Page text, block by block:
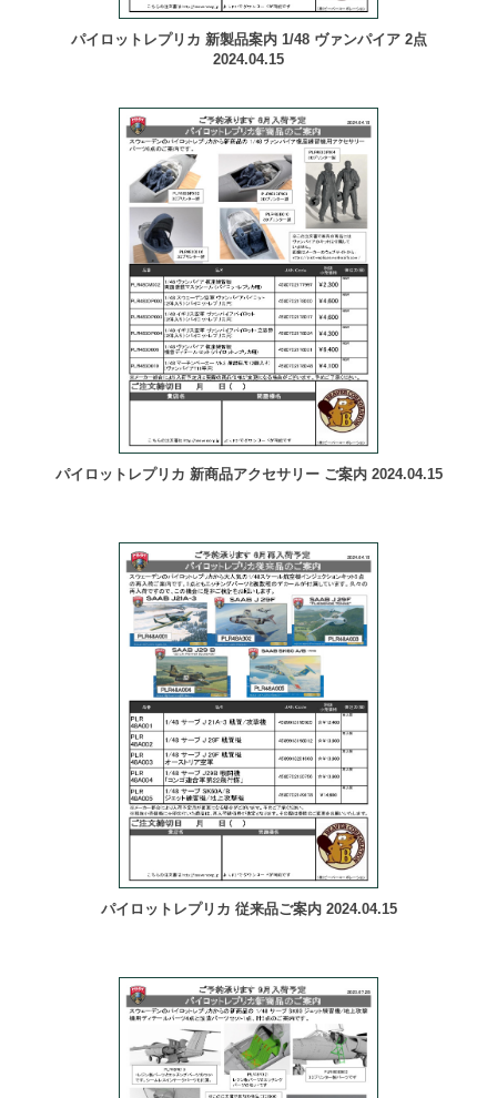
パイロットレプリカ 新製品案内 1/48 ヴァンパイア 2点
2024.04.15
パイロットレプリカ 新商品アクセサリー ご案内 2024.04.15
パイロットレプリカ 従来品ご案内 2024.04.15